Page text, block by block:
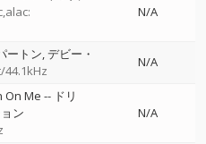
N/A
ートン デビー・
N/A
On Me -- ドリ
ン
N/A